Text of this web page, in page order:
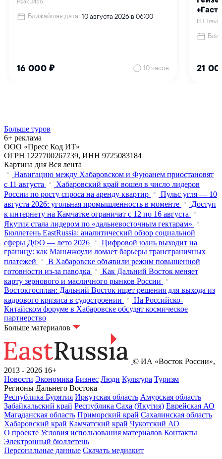
Больше туров
6+ реклама
ООО «Пресс Код ИТ»
ОГРН 1227700267739, ИНН 9725083184
Картина дня Вся лента
Навигацию между Хабаровском и Фуюанем приостановят
с 11 августа
Хабаровский край вошел в число лидеров
России по росту спроса на аренду квартир
Пульс угля — 10
августа 2026: угольная промышленность в моменте
Доступ
к интернету на Камчатке ограничат с 12 по 16 августа
Якутия стала лидером по «дальневосточным гектарам»
Бюллетень EastRussia: аналитический обзор социальной
сферы ДФО — лето 2026
Цифровой юань выходит на
границу: как Маньчжоули ломает барьеры трансграничных
платежей
В Хабаровске объявили режим повышенной
готовности из‑за паводка
Как Дальний Восток меняет
карту зернового и масличного рынков России
Востокгосплан: Дальний Восток ищет решения для выхода из
кадрового кризиса в судостроении
На Российско-
Китайском форуме в Хабаровске обсудят космическое
партнерство
Больше материалов
© ИА «Восток России»,
2013 - 2026 16+
Новости Экономика Бизнес Люди Культура Туризм
Регионы Дальнего Востока
Республика Бурятия Иркутская область Амурская область
Забайкальский край Республика Саха (Якутия) Еврейская АО
Магаданская область Приморский край Сахалинская область
Хабаровский край Камчатский край Чукотский АО
О проекте Условия использования материалов Контакты
Электронный бюллетень
Персональные данные Скачать медиакит